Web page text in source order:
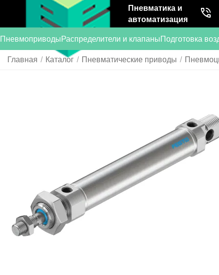
Пневматика и
автоматизация
ПневмоприводыРаспределители и клапаныПодготовка
Главная / Каталог / Пневматические приводы /